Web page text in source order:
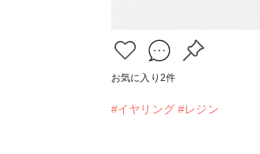
お気に入り 2件
#イヤリング #レジン